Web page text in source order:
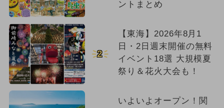
ントまとめ
2
【東海】2026年8月1
日・2日週末開催の無料
イベント18選 大規模夏
祭り＆花火大会も！
いよいよオープン！関